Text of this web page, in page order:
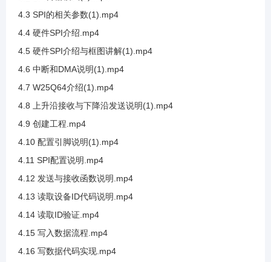
3.20 SHT20数据整合与代码编写
3.21 SHT20位清除代码说明
3.22 SHT20带入公式计算
3.23 SHT20接线及测试温度采集
3.24 SHT20测试湿度采集
3.25 SDA框架讲解和PEC校验值讲解
3.26 硬件IIC介绍及SCL框架讲解
4.3 SPI的相关参数(1).mp4
4.4 硬件SPI介绍.mp4
4.5 硬件SPI介绍与框图讲解(1).mp4
4.6 中断和DMA说明(1).mp4
4.7 W25Q64介绍(1).mp4
4.8 上升沿接收与下降沿发送说明(1).mp4
4.9 创建工程.mp4
4.10 配置引脚说明(1).mp4
4.11 SPI配置说明.mp4
4.12 发送与接收函数说明.mp4
4.13 读取设备ID代码说明.mp4
4.14 读取ID验证.mp4
4.15 写入数据流程.mp4
4.16 写数据代码实现.mp4